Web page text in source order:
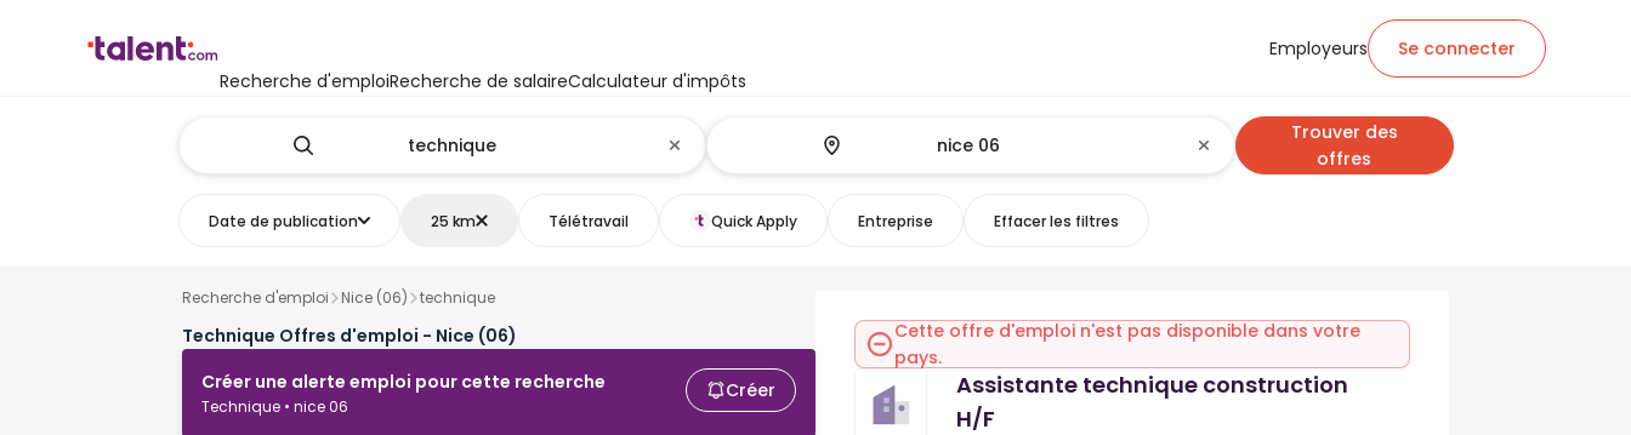
Recherche d'emploiRecherche de salaireCalculateur d'impôts
Employeurs Se connecter
Trouver des
offres
Date de publication 25 km Télétravail Quick Apply Entreprise Effacer les filtres
Recherche d'emploi Nice (06) technique
Technique Offres d'emploi - Nice (06)
Créer une alerte emploi pour cette recherche
Technique • nice 06
Créer
Cette offre d'emploi n'est pas disponible dans votre
pays.
Assistante technique construction
H/F